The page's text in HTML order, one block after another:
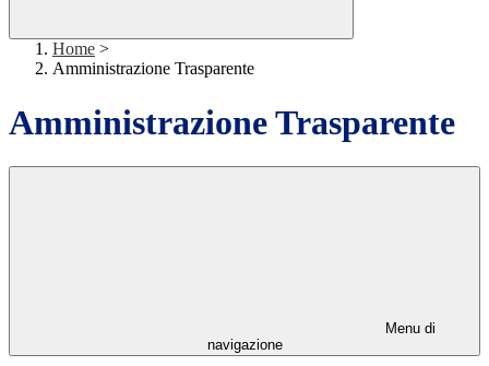
Home >
Amministrazione Trasparente
Amministrazione Trasparente
Menu di
navigazione